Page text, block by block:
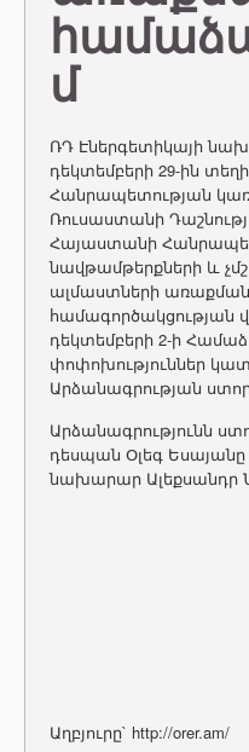
մ
ՌԴ Էներգետիկայի
դեկտեմբերի 29-ին
Հանրապետության
Ռուսաստանի
Հայաստանի
նավթամթերքների և
ալմաստների առաքման
համագործակցության
դեկտեմբերի 2-ի
փոփոխություններ
Արձանագրության
Արձանագրությունն
դեսպան Օլեգ
նախարար Ալեքսանդր
Աղբյուրը` http://orer.am/